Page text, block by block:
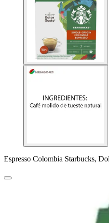
Espresso Colombia Starbucks,